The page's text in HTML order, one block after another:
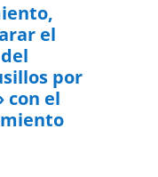
el
por
con el